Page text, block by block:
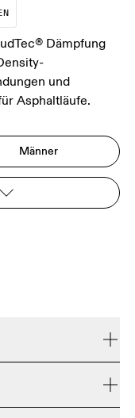
Dämpfung
und
Asphaltläufe.
Männer